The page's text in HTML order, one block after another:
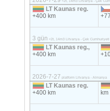
<2t, 14m3 Litvanya - Çek
LT Kaunas reg.
+400 km
3 gün <2t, 14m3 Litvanya - Çek Cumhuriyeti
LT Kaunas reg.,
+400 km
2026-7-27 platform Litvanya - Almanya
LT Kaunas reg.
+400 km
km